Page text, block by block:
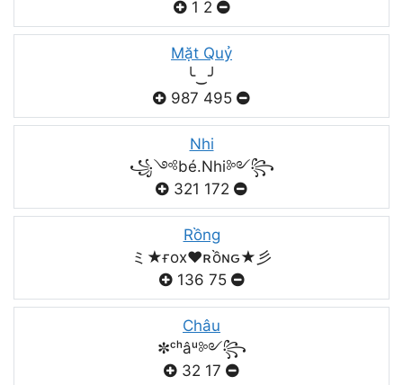
1 2
Mặt Quỷ
╰‿╯
987 495
Nhi
꧁༺bé.Nhi༻꧂
321 172
Rồng
ミ★ғox♥️ʀồɴԍ★彡
136 75
Châu
✼ᶜʰâᵘ༻꧂
32 17